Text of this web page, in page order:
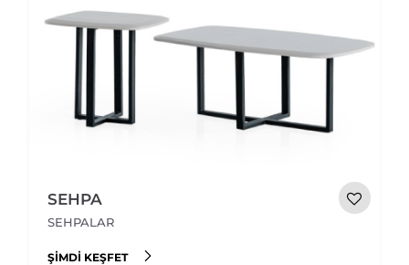
SEHPA
SEHPALAR
ŞIMDI KEŞFET